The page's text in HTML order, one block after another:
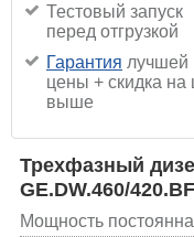
Тестовый запуск
перед отгрузкой
Гарантия лучшей
цены + скидка на
выше
Трехфазный
GE.DW.460/
Мощность